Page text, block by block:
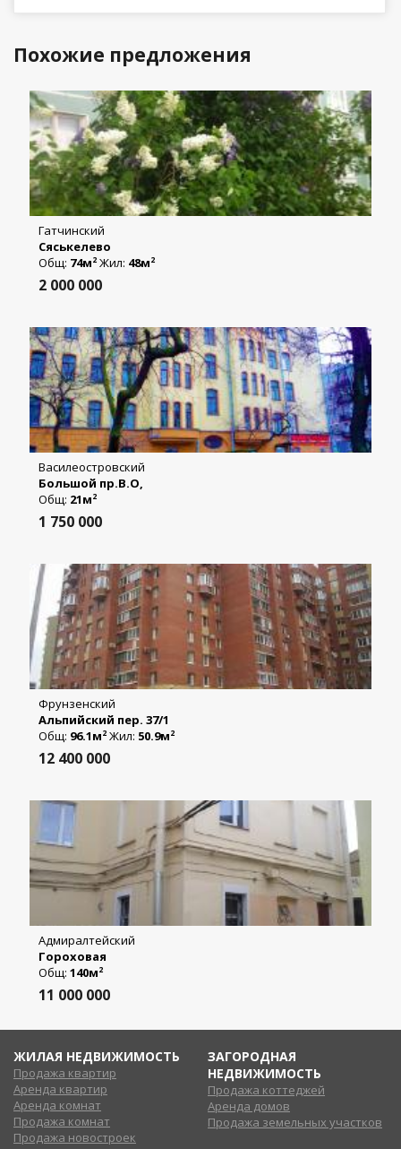
Похожие предложения
Гатчинский
Сяськелево
Общ: 74м2 Жил: 48м2
2 000 000
Василеостровский
Большой пр.В.О,
Общ: 21м2
1 750 000
Фрунзенский
Альпийский пер. 37/1
Общ: 96.1м2 Жил: 50.9м2
12 400 000
Адмиралтейский
Гороховая
Общ: 140м2
11 000 000
ЖИЛАЯ НЕДВИЖИМОСТЬ
Продажа квартир
Аренда квартир
Аренда комнат
Продажа комнат
Продажа новостроек
ЗАГОРОДНАЯ
НЕДВИЖИМОСТЬ
Продажа коттеджей
Аренда домов
Продажа земельных участков